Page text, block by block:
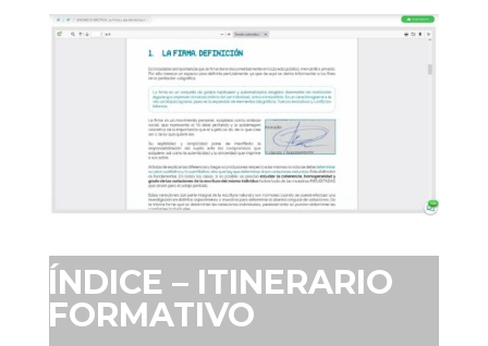
ÍNDICE – ITINERARIO
FORMATIVO